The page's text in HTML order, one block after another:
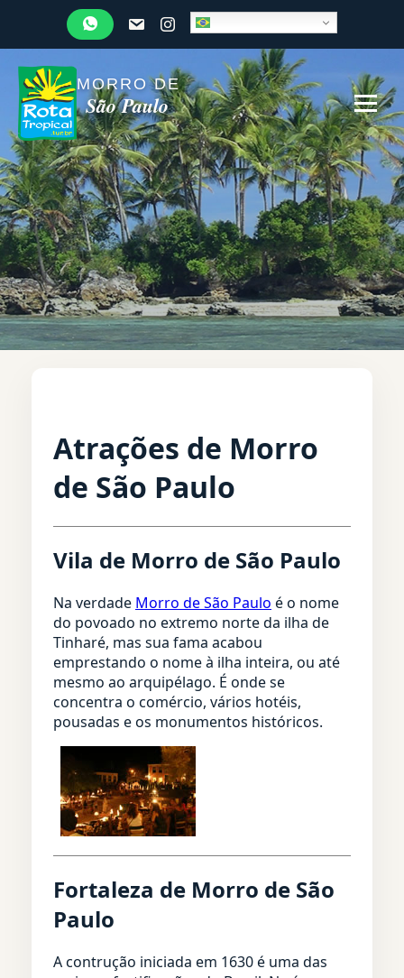
MORRO DE
São Paulo
Atrações de Morro
de São Paulo
Vila de Morro de São Paulo
Na verdade Morro de São Paulo é o nome
do povoado no extremo norte da ilha de
Tinharé, mas sua fama acabou
emprestando o nome à ilha inteira, ou até
mesmo ao arquipélago. É onde se
concentra o comércio, vários hotéis,
pousadas e os monumentos históricos.
Fortaleza de Morro de São
Paulo
A contrução iniciada em 1630 é uma das